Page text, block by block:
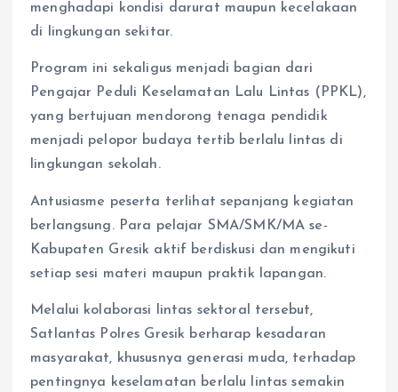
menghadapi kondisi darurat maupun kecelakaan
di lingkungan sekitar.
Program ini sekaligus menjadi bagian dari
Pengajar Peduli Keselamatan Lalu Lintas (PPKL),
yang bertujuan mendorong tenaga pendidik
menjadi pelopor budaya tertib berlalu lintas di
lingkungan sekolah.
Antusiasme peserta terlihat sepanjang kegiatan
berlangsung. Para pelajar SMA/SMK/MA se-
Kabupaten Gresik aktif berdiskusi dan mengikuti
setiap sesi materi maupun praktik lapangan.
Melalui kolaborasi lintas sektoral tersebut,
Satlantas Polres Gresik berharap kesadaran
masyarakat, khususnya generasi muda, terhadap
pentingnya keselamatan berlalu lintas semakin